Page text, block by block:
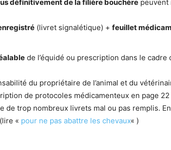
définitivement de la filière bouchère peuvent
(livret signalétique) + feuillet
de l’équidé ou prescription dans le cadre
du propriétaire de l’animal et du
de protocoles médicamenteux en page
de trop nombreux livrets mal ou pas remplis.
« pour ne pas abattre les chevaux« )